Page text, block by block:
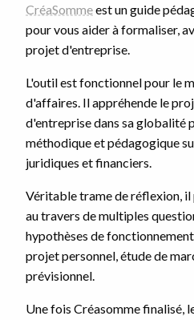
CréaSommeest un guide
pour vous aider à formaliser,
projet d'entreprise.
L'outil est fonctionnel pour le
d'affaires. Il appréhende le
d'entreprise dans sa globalité
méthodique et pédagogique
juridiques et financiers.
Véritable trame de réflexion,
au travers de multiples
hypothèses de
projet personnel, étude de
prévisionnel.
Une fois Créasomme finalisé,